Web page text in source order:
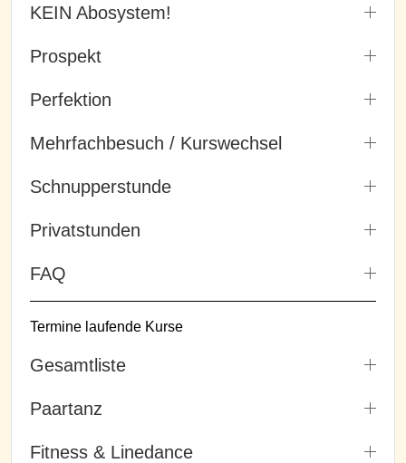
KEIN Abosystem!
Prospekt
Perfektion
Mehrfachbesuch / Kurswechsel
Schnupperstunde
Privatstunden
FAQ
Termine laufende Kurse
Gesamtliste
Paartanz
Fitness & Linedance